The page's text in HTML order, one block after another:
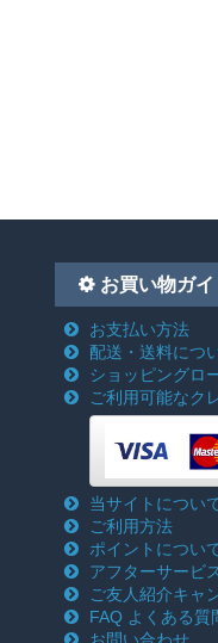
お買い物ガイ
お支払い方法
配送・送料につ
ショッピングロ
ご利用可能なク
当サイトについ
ご利用方法
ポイントについ
アフターサービ
ご友人紹介キャ
FAQ よくある質